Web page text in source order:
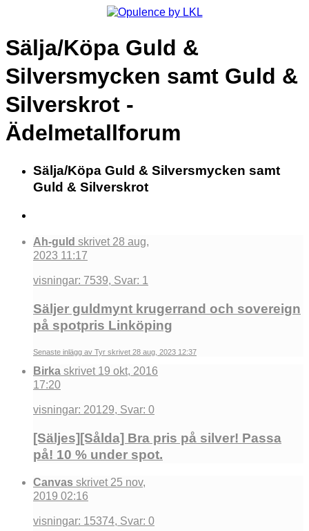
Sälja/Köpa Guld &
Silversmycken samt Guld &
Silverskrot -
Ädelmetallforum
Sälja/Köpa Guld & Silversmycken samt
Guld & Silverskrot
Ah-guld skrivet 28 aug,
2023 11:17
visningar: 7539, Svar: 1
Säljer guldmynt krugerrand och sovereign
på spotpris Linköping
Senaste inlägg av Tyr skrivet 28 aug, 2023 12:37
Birka skrivet 19 okt, 2016
17:20
visningar: 20129, Svar: 0
[Säljes][Sålda] Bra pris på silver! Passa
på! 10 % under spot.
Canvas skrivet 25 nov,
2019 02:16
visningar: 15374, Svar: 0